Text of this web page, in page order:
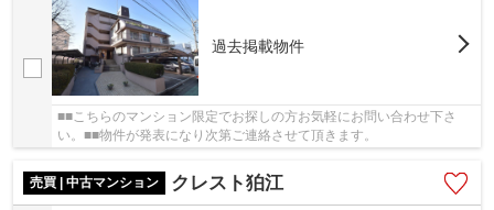
過去掲載物件
■■こちらのマンション限定でお探しの方お気軽にお問い合わせ下さ
い。■■物件が発表になり次第ご連絡させて頂きます。
売買 | 中古マンション クレスト狛江